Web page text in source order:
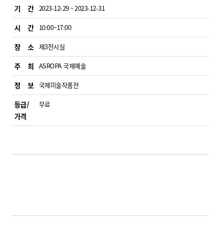
기 간 2023-12-29 ~ 2023-12-31
시 간 10:00~17:00
장 소 제3전시실
주 최 ASROPA 국제예술
정 보 국제미술작품전
등급/
가격
무료